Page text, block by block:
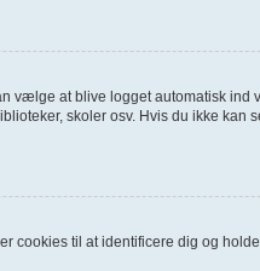
vælge at blive logget automatisk ind
skoler osv. Hvis du ikke kan
cookies til at identificere dig og